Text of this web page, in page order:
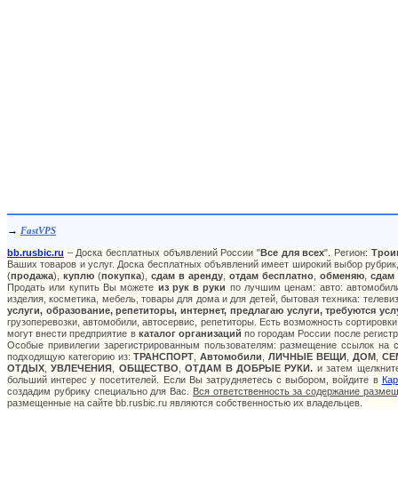
→ FastVPS
bb.rusbic.ru – Доска бесплатных объявлений России "Все для всех". Регион:
Ваших товаров и услуг. Доска бесплатных объявлений имеет широкий выбор
(продажа), куплю (покупка), сдам в аренду отдам бесплатно обменяю сдам
Продать или купить Вы можете из рук в руки по лучшим ценам: авто:
изделия, косметика, мебель, товары для дома и для детей, бытовая техника:
услуги, образование, репетиторы, интернет, предлагаю услуги, требуются
грузоперевозки, автомобили, автосервис, репетиторы. Есть возможность
могут внести предприятие в каталог организаций по городам России после
Особые привилегии зарегистрированным пользователям: размещение ссылок
подходящую категорию из:ТРАНСПОРТ ,Автомобили ,ЛИЧНЫЕ ВЕЩИ, ДОМ,
ОТДЫХ ,УВЛЕЧЕНИЯ ОБЩЕСТВО ,ОТДАМ В ДОБРЫЕ РУКИ. и затем
больший интерес у посетителей. Если Вы затрудняетесь с выбором, войдите в
создадим рубрику специально для Вас. Вся ответственность за содержание
размещенные на сайте bb.rusbic.ru являются собственностью их владельцев.